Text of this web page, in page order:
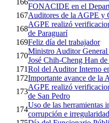
FONACIDE en el
167Auditores de la AGPE y
168
AGPE realizó
de Paraguarí
169Feliz día del trabajador
170
Ministro Auditor
José Chih-Cheng Han
171Rol del Auditor Interno
172Importante avance de la
173
AGPE realizó
de San Pedro
174
Uso de las herramientas
corrupción e